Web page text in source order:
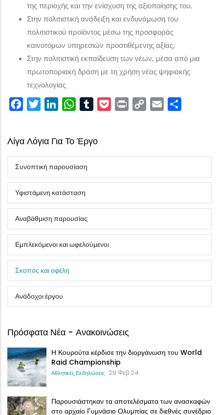
της περιοχής και την ενίσχυση της αξιοποίησης του,
Στην πολιτιστική ανάδειξη και ενδυνάμωση του
πολιτιστικού προϊόντος μέσω της προσφοράς
καινοτόμων υπηρεσιών προστιθέμενης αξίας,
Στην πολιτιστική εκπαίδευση των νέων, μέσα από μια
πρωτοποριακή δράση με τη χρήση νέας ψηφιακής
τεχνολογίας
FacebookTwitterLinkedInWhatsAppTumblrPocketPrint
Copy
Email
Λίγα Λόγια Για Το Έργο
Συνοπτική παρουσίαση
Υφιστάμενη κατάσταση
Αναβάθμιση παρουσίας
Εμπλεκόμενοι και ωφελούμενοι
Σκοπός και οφέλη
Ανάδοχοι έργου
Πρόσφατα Νέα - Ανακοινώσεις
Η Κουρούτα κέρδισε την διοργάνωση του World
Raid Championship
Αθλητικές Εκδηλώσεις 29 Φεβ 24
Παρουσιάστηκαν τα αποτελέσματα των ανασκαφών
στο αρχαίο Γυμνάσιο Ολυμπίας σε διεθνές συνέδριο